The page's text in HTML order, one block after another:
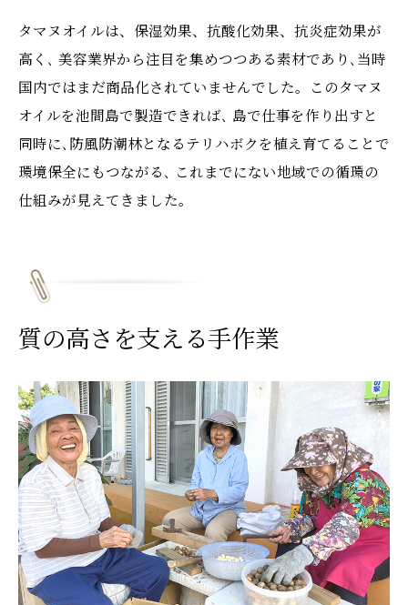
タマヌオイルは、保湿効果、抗酸化効果、抗炎症効果が
高く､ 美容業界から注目を集めつつある素材であり､当時
国内ではまだ商品化されていませんでした。このタマヌ
オイルを池間島で製造できれば､ 島で仕事を作り出すと
同時に､防風防潮林となるテリハボクを植え育てることで
環境保全にもつながる､ これまでにない地域での循環の
仕組みが見えてきました｡
質の高さを支える手作業